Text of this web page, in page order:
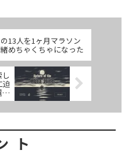
13人を1ヶ月マラソン
めちゃくちゃになった
し
迫
」
ト